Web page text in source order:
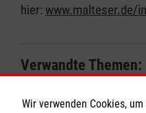
hier: www.malteser.de/
Verwandte Themen:
#Integrationsdienst
Wir verwenden Cookies,